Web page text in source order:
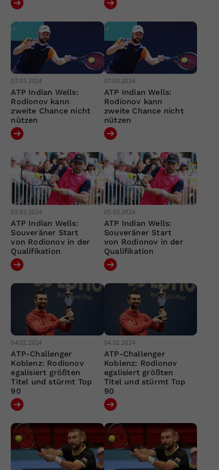
07.03.2024
ATP Indian Wells:
Rodionov kann
zweite Chance nicht
nützen
07.03.2024
ATP Indian Wells:
Rodionov kann
zweite Chance nicht
nützen
05.03.2024
ATP Indian Wells:
Souveräner Start
von Rodionov in der
Qualifikation
05.03.2024
ATP Indian Wells:
Souveräner Start
von Rodionov in der
Qualifikation
04.02.2024
ATP-Challenger
Koblenz: Rodionov
egalisiert größten
Titel und stürmt Top
90
04.02.2024
ATP-Challenger
Koblenz: Rodionov
egalisiert größten
Titel und stürmt Top
90